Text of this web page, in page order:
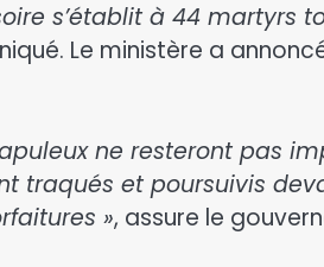
s’établit à 44 martyrs
Le ministère a
ne resteront pas
traqués et poursuivis
», assure le